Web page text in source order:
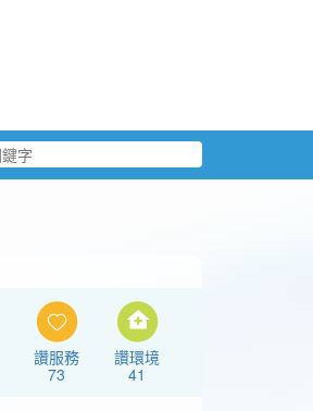
讚服務
73
讚環境
41